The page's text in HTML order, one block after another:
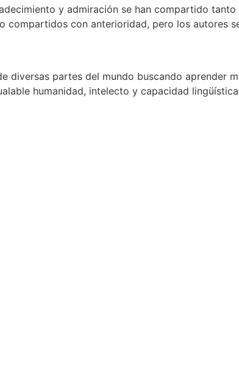
y admiración se han compartido tanto
con anterioridad, pero los autores
partes del mundo buscando aprender
humanidad, intelecto y capacidad